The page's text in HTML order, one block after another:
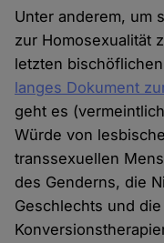
Unter anderem, um
zur Homosexualität
letzten
langes Dokument
geht es
Würde von
transsexuellen
des Genderns, die
Geschlechts und